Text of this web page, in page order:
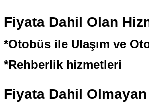
Fiyata Dahil Olan
*Otobüs ile Ulaşım ve
*Rehberlik hizmetleri
Fiyata Dahil